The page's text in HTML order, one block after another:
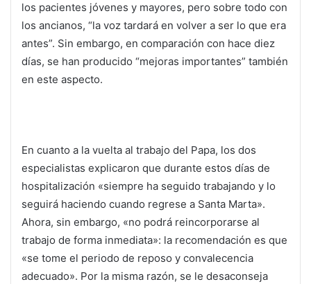
los pacientes jóvenes y mayores, pero sobre todo con
los ancianos, “la voz tardará en volver a ser lo que era
antes”. Sin embargo, en comparación con hace diez
días, se han producido “mejoras importantes” también
en este aspecto.
En cuanto a la vuelta al trabajo del Papa, los dos
especialistas explicaron que durante estos días de
hospitalización «siempre ha seguido trabajando y lo
seguirá haciendo cuando regrese a Santa Marta».
Ahora, sin embargo, «no podrá reincorporarse al
trabajo de forma inmediata»: la recomendación es que
«se tome el periodo de reposo y convalecencia
adecuado». Por la misma razón, se le desaconseja